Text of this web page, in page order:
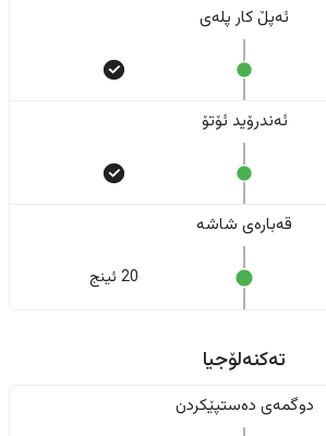
ئەپڵ کار پلەی
ئەندرۆید ئۆتۆ
قەبارەی شاشە
20 ئینج
تەکنەلۆجیا
دوگمەی دەستپێکردن